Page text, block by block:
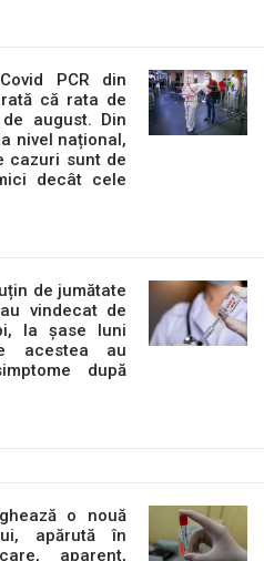
PCR din
că rata de
august. Din
nivel național,
cazuri sunt de
decât cele
de jumătate
vindecat de
la șase luni
acestea au
după
o nouă
apărută în
aparent,